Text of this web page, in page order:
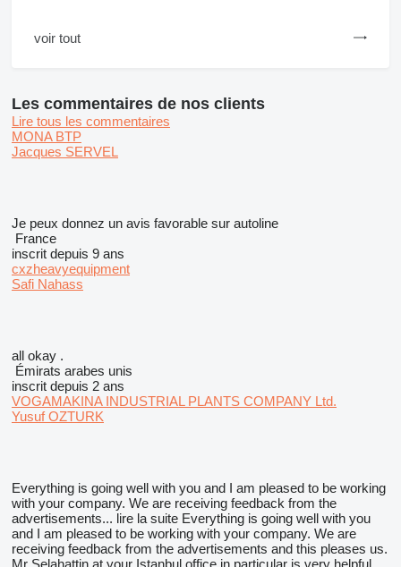
voir tout
Les commentaires de nos clients
Lire tous les commentaires
MONA BTP
Jacques SERVEL
Je peux donnez un avis favorable sur autoline
France
inscrit depuis 9 ans
cxzheavyequipment
Safi Nahass
all okay .
Émirats arabes unis
inscrit depuis 2 ans
VOGAMAKINA INDUSTRIAL PLANTS COMPANY Ltd.
Yusuf OZTURK
Everything is going well with you and I am pleased to be working
with your company. We are receiving feedback from the
advertisements... lire la suite Everything is going well with you
and I am pleased to be working with your company. We are
receiving feedback from the advertisements and this pleases us.
Mr Selahattin at your Istanbul office in particular is very helpful